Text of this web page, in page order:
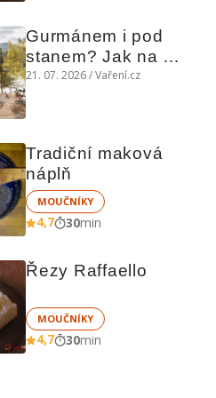
Gurmánem i pod
stanem? Jak na
polní kuchyni a na
21. 07. 2026 / Vaření.cz
Tradiční maková
náplň
MOUČNÍKY
4,7 30min
Řezy Raffaello
MOUČNÍKY
4,7 30min